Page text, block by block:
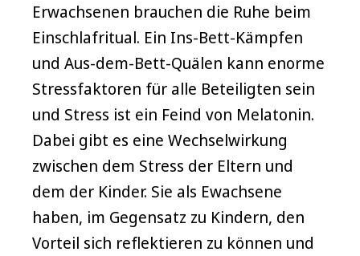
Erwachsenen brauchen die Ruhe beim
Einschlafritual. Ein Ins-Bett-Kämpfen
und Aus-dem-Bett-Quälen kann enorme
Stressfaktoren für alle Beteiligten sein
und Stress ist ein Feind von Melatonin.
Dabei gibt es eine Wechselwirkung
zwischen dem Stress der Eltern und
dem der Kinder. Sie als Ewachsene
haben, im Gegensatz zu Kindern, den
Vorteil sich reflektieren zu können und